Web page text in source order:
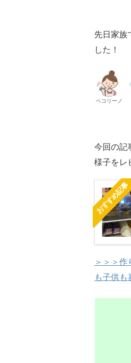
先日家族
した！
ペコリーノ
今回の記
様子をレ
おすすめ記事
＞＞＞
も子供も